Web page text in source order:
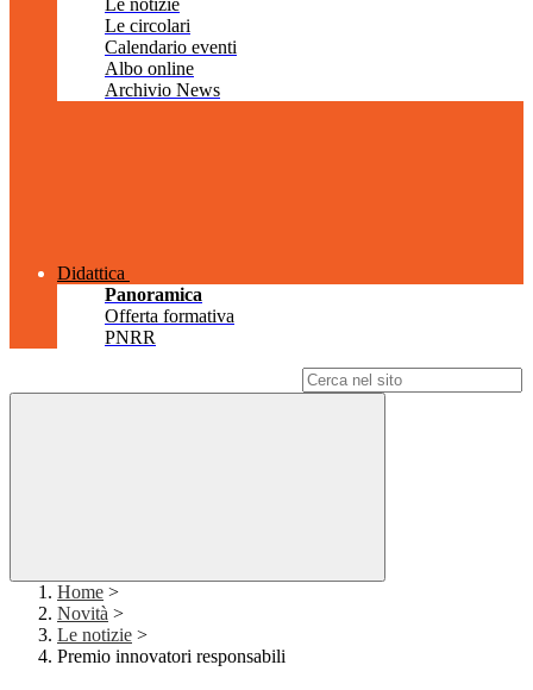
Le notizie
Le circolari
Calendario eventi
Albo online
Archivio News
Didattica
Panoramica
Offerta formativa
PNRR
Home >
Novità >
Le notizie >
Premio innovatori responsabili